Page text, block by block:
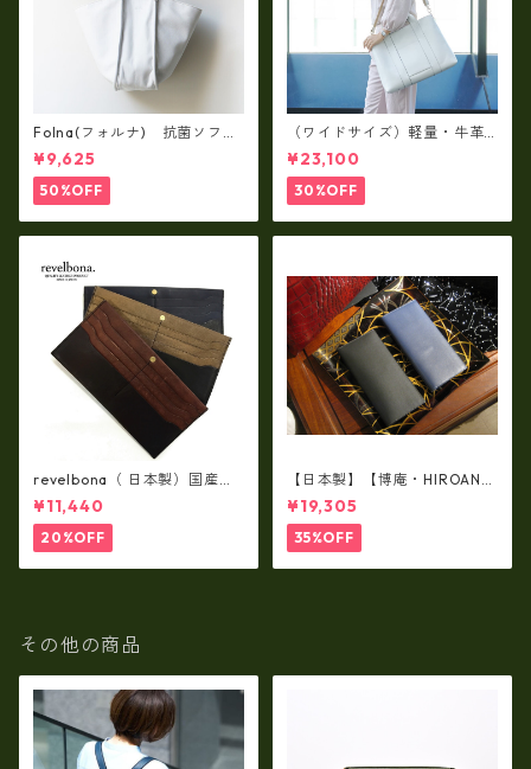
Folna(フォルナ) 抗菌ソフト
スムースレザー トートバッグ
¥9,625
50%OFF
（ワイドサイズ）軽量・牛革
製品・2WAYヌメ革トートバッ
グ（A3サイズ/日本製）(高収
納）ir-02G
¥23,100
30%OFF
revelbona（ 日本製）国産牛
革製・お札入れ ロングウォ
レット rl-001
¥11,440
20%OFF
【日本製】【博庵・HIROAN】
最高級牛革（ボーテッド）札
入れ・長財布 ha-21535
¥19,305
35%OFF
その他の商品